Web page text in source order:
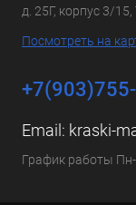
д. 25Г, корпус 3/
Посмотреть на
Email: kraski-
График работы Пн-